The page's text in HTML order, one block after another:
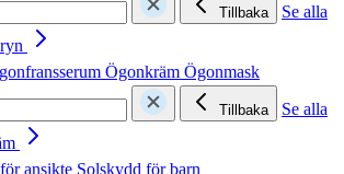
Tillbaka
Se alla
Ögonkräm Ögonmask
Tillbaka
Se alla
ansikte Solskydd för barn